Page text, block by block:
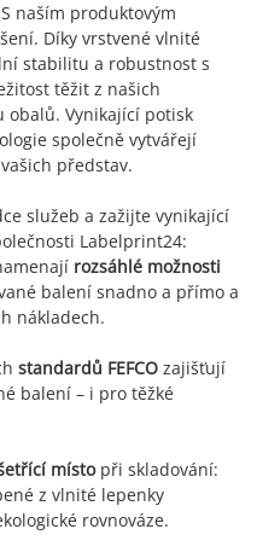
naším produktovým
Díky vrstvené vlnité
stabilitu a robustnost s
těžit z našich
obalů. Vynikající potisk
společně vytvářejí
představ.
služeb a zažijte vynikající
Labelprint24:
rozsáhlé možnosti
balení snadno a přímo a
nákladech.
standardů FEFCO zajišťují
balení – i pro těžké
místo při skladování:
z vlnité lepenky
rovnováze.